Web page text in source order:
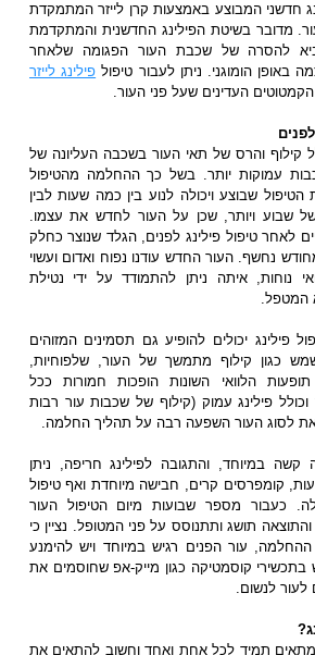
חדשני המבוצע באמצעות קרן לייזר המתמקדת
מדובר בשיטת הפילינג החדשנית והמתקדמת
מביא להסרה של שכבת העור הפגומה שלאחר
הומוגני. ניתן לעבור טיפול פילינג לייזר
העדינים שעל פני העור.
קילוף והרס של תאי העור בשכבה העליונה של
עמוקות יותר. בשל כך ההחלמה מהטיפול
שבוצע ויכולה לנוע בין כמה שעות לבין
שבוע ויותר, שכן על העור לחדש את עצמו.
לאחר טיפול פילינג לפנים, הגלד שנוצר כחלק
נחשף. העור החדש עודנו נפוח ואדום ועשוי
נוחות, איתה ניתן להתמודד על ידי נטילת
המטפל.
פילינג יכולים להופיע גם תסמינים המזוהים
כגון קילוף מתמשך של העור, שלפוחיות,
הלוואי השונות הופכות חמורות ככל
וכולל פילינג עמוק (קילוף של שכבות עור רבות
לסוג העור השפעה רבה על תהליך החלמה.
במיוחד, והתגובה לפילינג חריפה, ניתן
קומפרסים קרים, חבישה מיוחדת ואף טיפול
כעבור מספר שבועות מיום הטיפול העור
והתוצאה תושג ותתנוסס על פני המטופל. נציין כי
עור הפנים רגיש במיוחד ויש להימנע
קוסמטיקה כגון מייק-אפ שחוסמים את
לעור לנשום.
מתאים תמיד לכל אחת ואחד וחשוב להתאים את